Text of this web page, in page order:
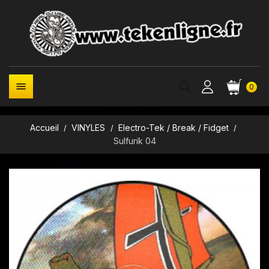
0

Accueil VINYLES
Electro-Tek / Break / Fidget
Sulfurik 04